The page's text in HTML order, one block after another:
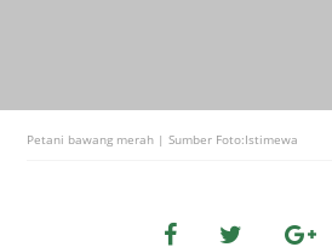
Petani bawang merah | Sumber Foto:Istimewa